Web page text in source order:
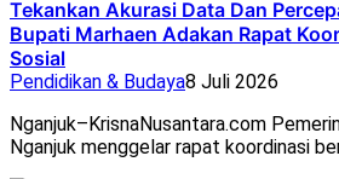
Tekankan Akurasi Data Dan
Bupati Marhaen Adakan Rapat
Sosial
Pendidikan & Budaya8 Juli 2026
Nganjuk–KrisnaNusantara.com
Nganjuk menggelar rapat koordinasi